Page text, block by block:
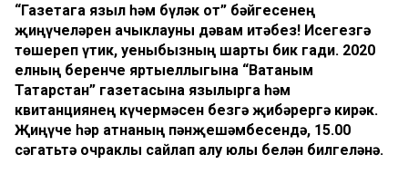
“Газетага языл һәм бүләк от” бәйгесенең
җиңүчеләрен ачыклауны дәвам итәбез! Исегезгә
төшереп үтик, уеныбызның шарты бик гади. 2020
елның беренче яртыеллыгына “Ватаным
Татарстан” газетасына язылырга һәм
квитанциянең күчермәсен безгә җибәрергә кирәк.
Җиңүче һәр атнаның пәнҗешәмбесендә, 15.00
сәгатьтә очраклы сайлап алу юлы белән билгеләнә.